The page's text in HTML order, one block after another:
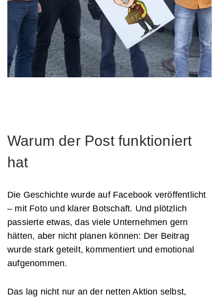
Warum der Post funktioniert
hat
Die Geschichte wurde auf Facebook veröffentlicht
– mit Foto und klarer Botschaft. Und plötzlich
passierte etwas, das viele Unternehmen gern
hätten, aber nicht planen können: Der Beitrag
wurde stark geteilt, kommentiert und emotional
aufgenommen.
Das lag nicht nur an der netten Aktion selbst,